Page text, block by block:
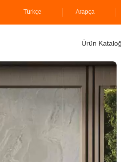
Türkçe Arapça
Ürün